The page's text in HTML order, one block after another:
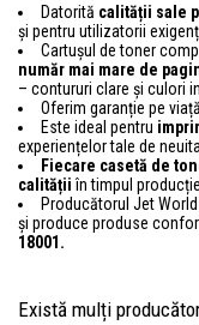
Datorită calității sale
și pentru utilizatorii
Cartușul de toner
număr mai mare de
– contururi clare și culori
Oferim garanție pe
Este ideal pentru
experiențelor tale de
Fiecare casetă de
calitățiiîn timpul
Producătorul Jet
și produce produse
18001.
Există mulți